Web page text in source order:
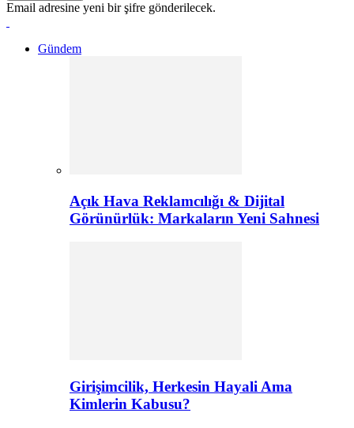
Email adresine yeni bir şifre gönderilecek.
Gündem
Açık Hava Reklamcılığı & Dijital
Görünürlük: Markaların Yeni Sahnesi
Girişimcilik, Herkesin Hayali Ama
Kimlerin Kabusu?